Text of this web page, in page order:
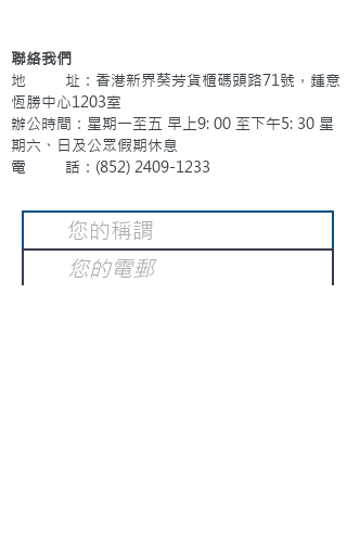
聯絡我們
地 址：香港新界葵芳貨櫃碼頭路71號，鍾意
恆勝中心1203室
辦公時間：星期一至五 早上9: 00 至下午5: 30 星
期六、日及公眾假期休息
電 話：(852) 2409-1233